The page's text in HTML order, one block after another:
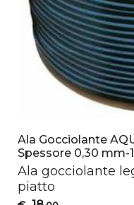
Ala Gocciolante
Spessore 0,30 mm-
Ala gocciolante
piatto